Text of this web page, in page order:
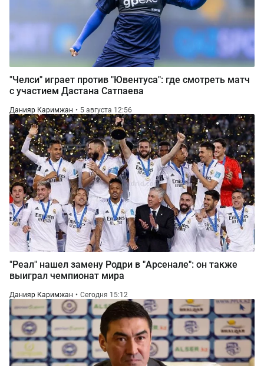
"Челси" играет против "Ювентуса": где смотреть матч
с участием Дастана Сатпаева
Данияр Каримжан 5 августа 12:56
"Реал" нашел замену Родри в "Арсенале": он также
выиграл чемпионат мира
Данияр Каримжан Сегодня 15:12